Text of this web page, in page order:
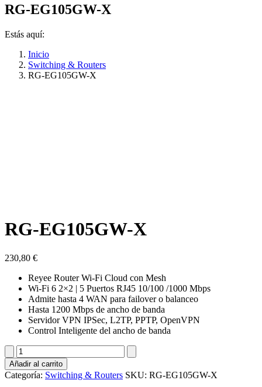
RG-EG105GW-X
Estás aquí:
Inicio
Switching & Routers
RG-EG105GW-X
RG-EG105GW-X
230,80 €
Reyee Router Wi-Fi Cloud con Mesh
Wi-Fi 6 2×2 | 5 Puertos RJ45 10/100 /1000 Mbps
Admite hasta 4 WAN para failover o balanceo
Hasta 1200 Mbps de ancho de banda
Servidor VPN IPSec, L2TP, PPTP, OpenVPN
Control Inteligente del ancho de banda
RG-
EG105GW-
X
cantidad
Añadir al carrito
Categoría: Switching & Routers SKU: RG-EG105GW-X